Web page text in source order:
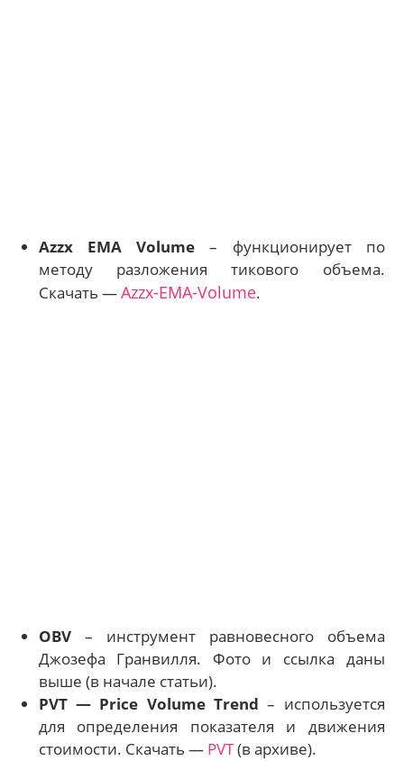
Azzx EMA Volume – функционирует по
методу разложения тикового объема.
Скачать —Azzx-EMA-Volume.
OBV– инструмент равновесного объема
Джозефа Гранвилля. Фото и ссылка даны
выше (в начале статьи).
PVT — Price Volume Trend – используется
для определения показателя и движения
стоимости. Скачать — PVT(в архиве).